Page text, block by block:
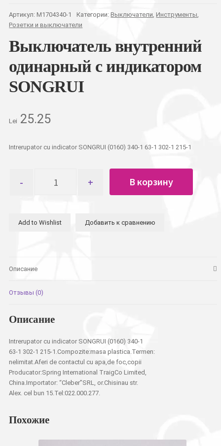
Артикул: M1704340-1 Категории:Выключатели, Инструменты,
Розетки и выключатели
Выключатель внутренний
одинарный с индикатором
SONGRUI
Lei 25.25
Intrerupator cu indicator SONGRUI (0160) 340-1 63-1 302-1 215-1
товара
В корзину
Add to Wishlist Добавить к сравнению
Описание
Отзывы (0)
Описание
Intrerupator cu indicator SONGRUI (0160) 340-1
63-1 302-1 215-1.Compozite:masa plastica.Termen:
nelimitat.Aferi de contactul cu apa,de foc,copii
Producator:Spring International TraigCo Limited,
China.Importator: “Cleber”SRL, or.Chisinau str.
Alex. cel bun 15.Tel:022.000.277.
Похожие